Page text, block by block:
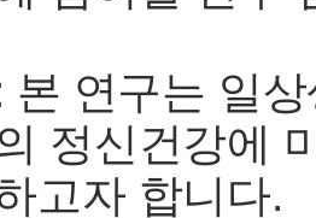
본 연구는 일
정신건강에
고자 합니다.